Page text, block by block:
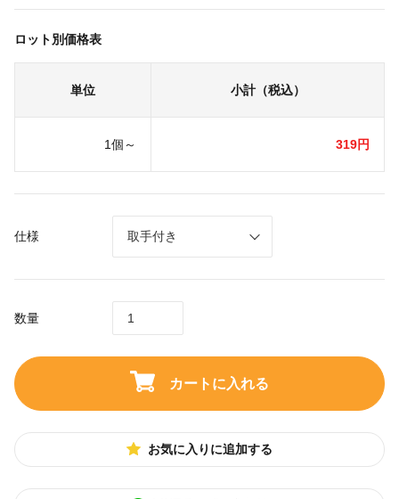
ロット別価格表
単位 小計（税込）
1個～ 319円
仕様
数量
カートに入れる
お気に入りに追加する